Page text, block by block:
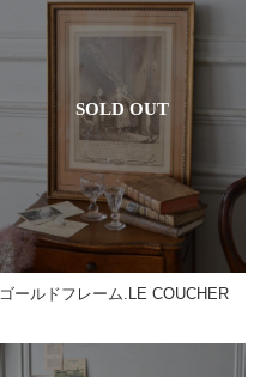
ゴールドフレーム.LE COUCHER